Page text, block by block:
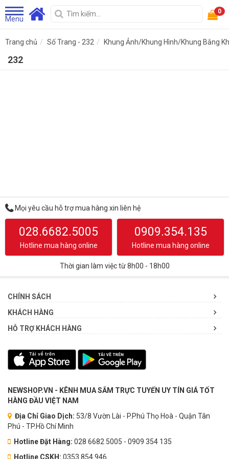
Menu
0
Trang chủ Số Trang - 232 Khung Ảnh/Khung Hình/Khung Bằng
232
Mọi yêu cầu hỗ trợ mua hàng xin liên hệ
028.6682.5005
Hotline mua hàng online
0909.354.135
Hotline mua hàng online
Thời gian làm việc từ 8h00 - 18h00
CHÍNH SÁCH
KHÁCH HÀNG
HỖ TRỢ KHÁCH HÀNG
NEWSHOP.VN - KÊNH MUA SẮM TRỰC TUYẾN UY TÍN GIÁ TỐT
HÀNG ĐẦU VIỆT NAM
Địa Chỉ Giao Dịch: 53/8 Vườn Lài - P.Phú Thọ Hoà - Quận Tân
Phú - TP.Hồ Chí Minh
Hotline Đặt Hàng: 028 6682 5005 - 0909 354 135
Hotline CSKH: 0353.854.946